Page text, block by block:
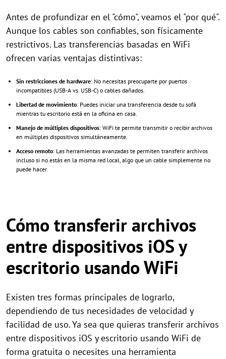
Antes de profundizar en el "cómo", veamos el "por qué".
Aunque los cables son confiables, son físicamente
restrictivos. Las transferencias basadas en WiFi
ofrecen varias ventajas distintivas:
Sin restricciones de hardware: No necesitas preocuparte por puertos
incompatibles (USB-A vs. USB-C) o cables dañados.
Libertad de movimiento: Puedes iniciar una transferencia desde tu sofá
mientras tu escritorio está en la oficina en casa.
Manejo de múltiples dispositivos: WiFi te permite transmitir o recibir archivos
en múltiples dispositivos simultáneamente.
Acceso remoto: Las herramientas avanzadas te permiten transferir archivos
incluso si no estás en la misma red local, algo que un cable simplemente no
puede hacer.
Cómo transferir archivos
entre dispositivos iOS y
escritorio usando WiFi
Existen tres formas principales de lograrlo,
dependiendo de tus necesidades de velocidad y
facilidad de uso. Ya sea que quieras transferir archivos
entre dispositivos iOS y escritorio usando WiFi de
forma gratuita o necesites una herramienta